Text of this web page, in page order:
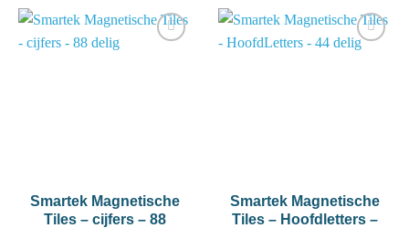
Smartek Magnetische
Tiles – cijfers – 88
Smartek Magnetische
Tiles – Hoofdletters –